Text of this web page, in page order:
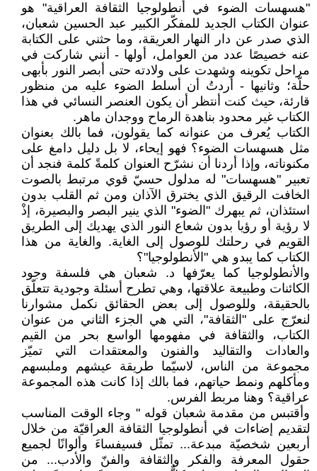
"هسهسات الضوء في أنطولوجيا الثقافة العراقية" هو
عنوان الكتاب الجديد للمفكّر الكبير عبد الحسين شعبان،
الذي صدر عن دار النهار العريقة، وما حثني على الكتابة
عنه خصيصًا عدد من العوامل، أولها - أنني شاركت في
مراحل تكوينه وشهدت على ولادته حتى أبصر النور بأبهى
حلّة؛ وثانيها - أردتُ أن أسلط الضوء عليه من منظور
قارئة، حيث كنت أنتظر أن يكون العنصر النسائي في هذا
الكتاب غير محدود بناهدة الرماح ووجدان ماهر.
الكتاب يُعرف من عنوانه كما يقولون، فما بالك بعنوان
مثل هسهسات الضوء؟ فهو إيحاء، لا بل دليل دامغ على
مكنوناته، وإذا أردنا أن نشرّح العنوان كلمةً كلمة فنجد أن
تعبير "هسهسات" له مدلول حسيّ قوي مرتبط بالصوت
الخافت الرقيق الذي يخترق الآذان ومن ثم القلب بدون
استئذان، ثم يبهرك "الضوء" الذي ينير البصر والبصيرة، إذْ
لا رؤية أو رؤيا بدون شعاع النور الذي يهديك إلى الطريق
القويم في رحلتك للوصول إلى الغاية. والغاية من هذا
الكتاب كما يبدو هي "الأنطولوجيا"؟
والأنطولوجيا كما يعرّفها د. شعبان هي فلسفة وجود
الكائنات وطبيعة علاقتها، وهي تطرح أسئلة وجودية تتعلّق
بالحقيقة، وللوصول إلى بعض الحقائق نكمل مشوارنا
لنعرّج على "الثقافة"، التي هي الجزء الثاني من عنوان
الكتاب، والثقافة في مفهومها الواسع بحر من القيم
والعادات والتقاليد والفنون والمعتقدات التي تميّز
مجموعة من الناس، لاسيّما طريقة عيشهم وملبسهم
ومأكلهم ونمط حياتهم، فما بالك إذا كانت هذه المجموعة
عراقية؟ وهنا مربط الفرس.
وأقتبس من مقدمة شعبان قوله " وجاء الوقت المناسب
لتقديم إضاءات في أنطولوجيا الثقافة العراقيّة من خلال
أربعين شخصيّة مبدعة... تمثّل فسيفساءَ وألوانًا لجميع
حقول المعرفة والفكر والثقافة والفنّ والأدب... من